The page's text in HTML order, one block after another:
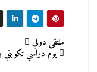
تصفّح
المقالات
ملتقى دولي
يوم دراسي تكويني